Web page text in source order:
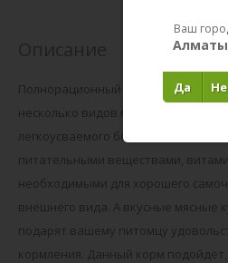
Полнорационный влажный корм
несколько видов мяса –
легкоусваемого белка. Рацион
питательными веществами,
необходимыми для хорошего
внешнего вида. А вкусные мясные
подарят вашему питомцу
кормления. Данный корм подойдет,
Ваш
Алматы
Да